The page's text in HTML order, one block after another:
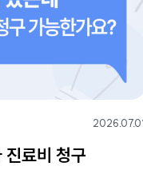
진료비 청구